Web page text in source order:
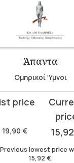
Άπαντα
Ομηρικοί Ύμνοι
19,90 €
€.
15,92
€.
Previous lowest price
15,92 €.